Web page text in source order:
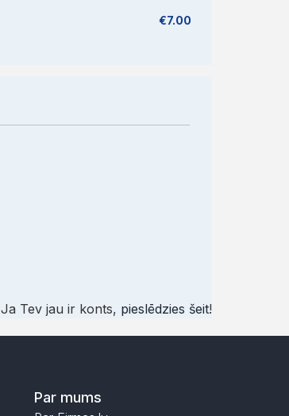
€7.00
Ja Tev jau ir konts, pieslēdzies šeit!
Par mums